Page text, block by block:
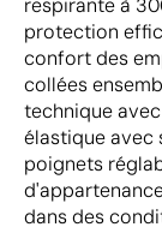
respirante à
protection
confort des
collées
technique
élastique avec
poignets
dans des